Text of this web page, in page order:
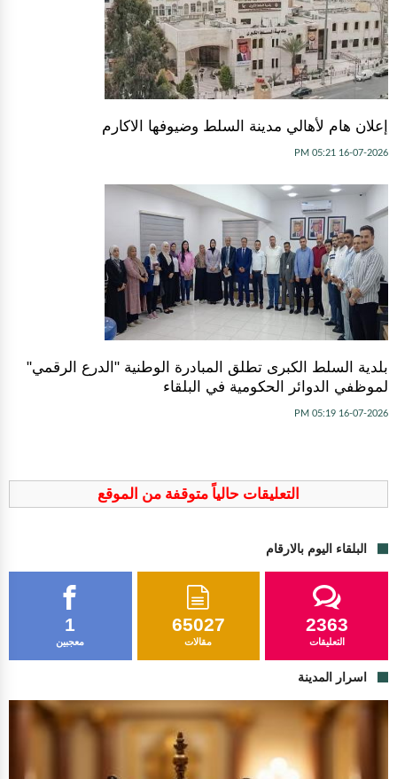
إعلان هام لأهالي مدينة السلط وضيوفها الاكارم
16-07-2026 05:21 PM
بلدية السلط الكبرى تطلق المبادرة الوطنية "الدرع الرقمي"
لموظفي الدوائر الحكومية في البلقاء
16-07-2026 05:19 PM
التعليقات حالياً متوقفة من الموقع
البلقاء اليوم بالارقام
1
معجبين
65027
مقالات
2363
التعليقات
اسرار المدينة